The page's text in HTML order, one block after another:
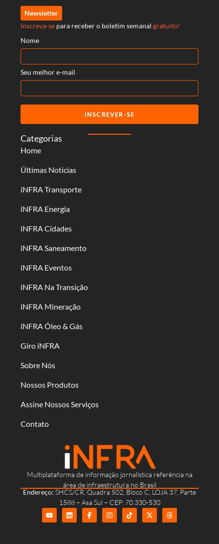
Multiplataforma de informação jornalística referência na
área de infraestrutura no Brasil
Endereço: SHCS/CR, Quadra 502, Bloco C, LOJA 37, Parte
1588 – Asa Sul – CEP: 70.330-530
Categorias
Home
Últimas Notícias
iNFRA Transporte
iNFRA Energia
iNFRA Cidades
iNFRA Saneamento
iNFRA Eventos
iNFRA Na Transição
iNFRA Mineração
iNFRA Óleo & Gás
Giro iNFRA
Sobre Nós
Nossos Produtos
Assine Nossos Serviços
Contato
Newsletter
Inscreva-se para receber o boletim semanal gratuito!
Nome
Seu melhor e-mail
INSCREVER-SE